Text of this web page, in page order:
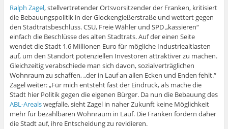
Ralph Zagel, stellvertretender Ortsvorsitzender der Franken, kritisiert
die Bebauungspolitik in der Glockengießerstraße und wettert gegen
den Stadtratsbeschluss. CSU, Freie Wähler und SPD „kassieren“
einfach die Beschlüsse des alten Stadtrats. Auf der einen Seite
wendet die Stadt 1,6 Millionen Euro für mögliche Industriealtlasten
auf, um den Standort potenziellen Investoren attraktiver zu machen.
Gleichzeitig verabschiede man sich davon, sozialverträglichen
Wohnraum zu schaffen, „der in Lauf an allen Ecken und Enden fehlt.“
Zagel weiter: „Für mich entsteht fast der Eindruck, als mache die
Stadt hier Politik gegen die eigenen Bürger. Da nun die Bebauung des
ABL-Arealswegfalle, sieht Zagel in naher Zukunft keine Möglichkeit
mehr für bezahlbaren Wohnraum in Lauf. Die Franken fordern daher
die Stadt auf, ihre Entscheidung zu revidieren.